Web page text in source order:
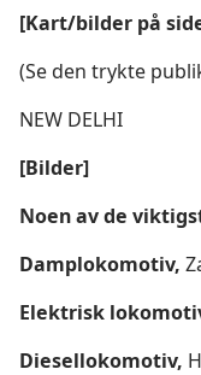
[Kart/bilder på
(Se den trykte
NEW DELHI
[Bilder]
Noen av de
Damplokomotiv,
Elektrisk
Diesellokomotiv,